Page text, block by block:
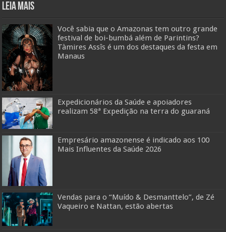
Leia mais
Você sabia que o Amazonas tem outro grande
festival de boi-bumbá além de Parintins?
Tàmires Assîs é um dos destaques da festa em
Manaus
Expedicionários da Saúde e apoiadores
realizam 58ª Expedição na terra do guaraná
Empresário amazonense é indicado aos 100
Mais Influentes da Saúde 2026
Vendas para o “Muído & Desmanttelo”, de Zé
Vaqueiro e Nattan, estão abertas